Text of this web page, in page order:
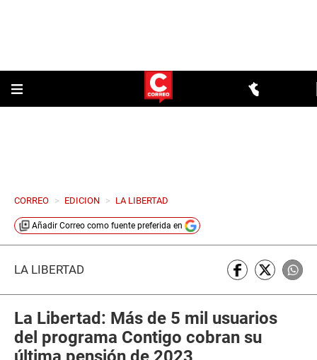
CORREO > EDICION > LA LIBERTAD
Añadir Correo como fuente preferida en
LA LIBERTAD
La Libertad: Más de 5 mil usuarios
del programa Contigo cobran su